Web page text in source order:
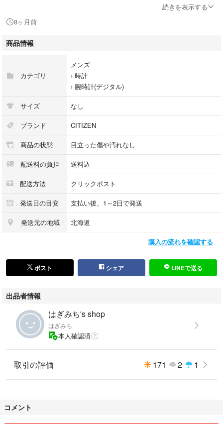
・10年程前に一時期使用していたものです。
・記念の品で大切に保管していたところ止まってしまいました。
・電波時計のため直射日光充電をして電波を手動で受信(強制受信)しまし
受信できませんでした。
・時計店で修理(専門的な受信)を依頼しましたがメーカーに依頼するので
購入時の価格(50,000円程度)かかるとのことでそのままにしておりまし
た。
・時計関係者あるいは強制充電の技術をお持ちの方や修理に興味のある方
に再活用していただきたく出品しました。
・自分の記念品ですので落札(売却)代金で代替品を購入する予定です。
続きを表示する
8ヶ月前
商品情報
カテゴリ
メンズ
› 時計
› 腕時計(デジタル)
サイズ なし
ブランド CITIZEN
商品の状態 目立った傷や汚れなし
配送料の負担 送料込
配送方法 クリックポスト
発送日の目安 支払い後、1～2日で発送
発送元の地域 北海道
購入の流れを確認する
ポスト シェア LINEで送る
出品者情報
はぎみち's shop
はぎみち
本人確認済
取引の評価 171 2 1
コメント